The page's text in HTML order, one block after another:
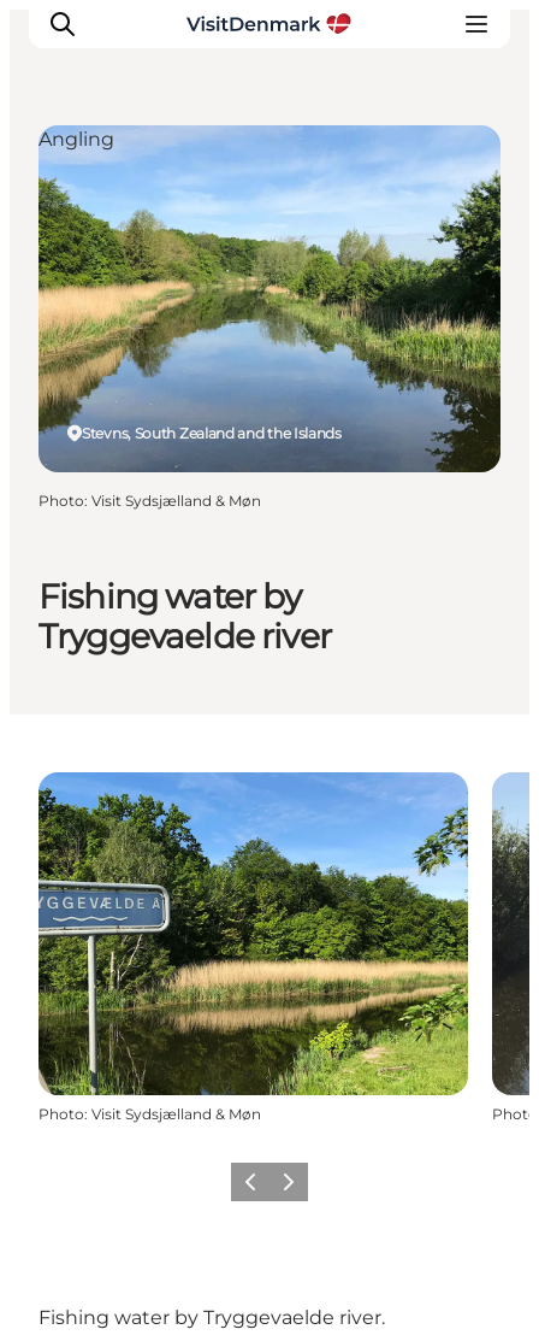
Inspirations
Destinations
Quoi faire
Hébergements
Planifiez votre voyage
Fishing water by
Tryggevaelde river
Stevns, South Zealand and the Islands
Angling
Photo: Visit Sydsjælland & Møn
Photo: Visit Sydsjælland & Møn Photo
PrécédentSuivant
Fishing water by Tryggevaelde river.